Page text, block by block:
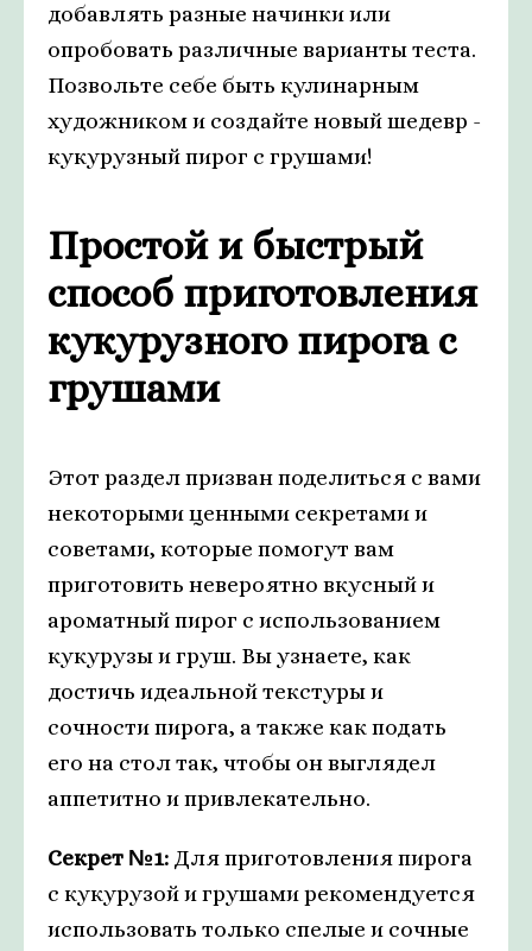
добавлять разные начинки или
опробовать различные варианты теста.
Позвольте себе быть кулинарным
художником и создайте новый шедевр -
кукурузный пирог с грушами!
Простой и быстрый
способ приготовления
кукурузного пирога с
грушами
Этот раздел призван поделиться с вами
некоторыми ценными секретами и
советами, которые помогут вам
приготовить невероятно вкусный и
ароматный пирог с использованием
кукурузы и груш. Вы узнаете, как
достичь идеальной текстуры и
сочности пирога, а также как подать
его на стол так, чтобы он выглядел
аппетитно и привлекательно.
Секрет №1: Для приготовления пирога
с кукурузой и грушами рекомендуется
использовать только спелые и сочные